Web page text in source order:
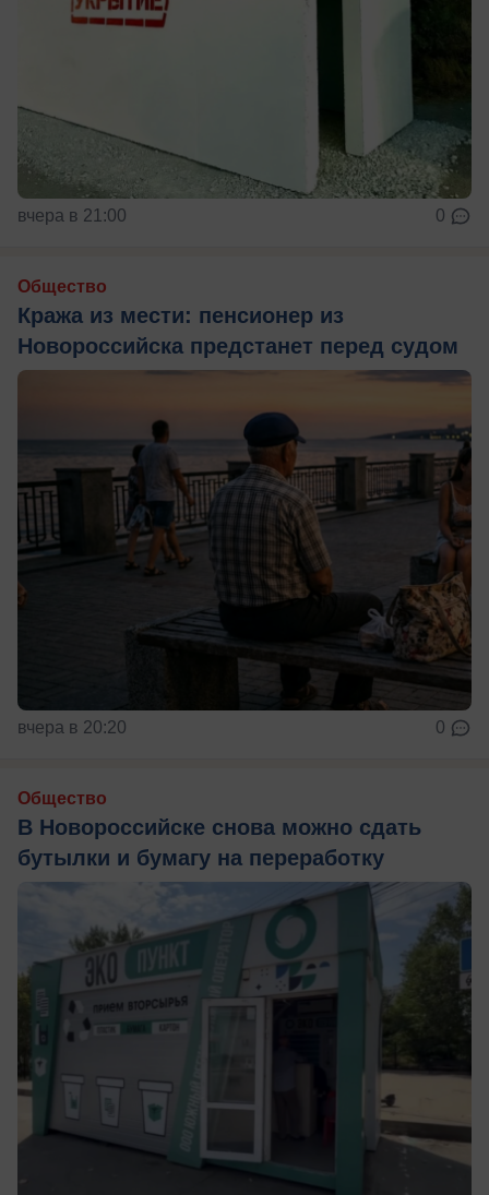
вчера в 21:00 0
Общество
Кража из мести: пенсионер из
Новороссийска предстанет перед судом
вчера в 20:20 0
Общество
В Новороссийске снова можно сдать
бутылки и бумагу на переработку